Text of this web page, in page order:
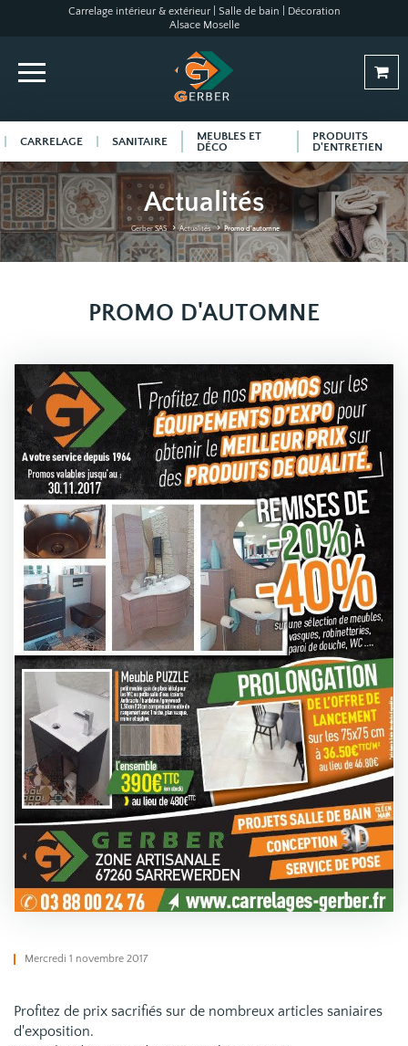
Carrelage intérieur & extérieur | Salle de bain | Décoration
Alsace Moselle
CARRELAGE SANITAIRE
MEUBLES ET
DÉCO
PRODUITS
D'ENTRETIEN
Actualités
Gerber SAS Actualités Promo d'automne
PROMO D'AUTOMNE
Mercredi 1 novembre 2017
Profitez de prix sacrifiés sur de nombreux articles saniaires
d'exposition.